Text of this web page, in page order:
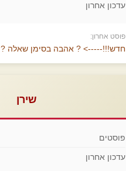
עדכון אחרון
פוסט אחרון:
חדש!!!-----> ? אהבה בסימן שאלה ?
שירן
פוסטים
עדכון אחרון